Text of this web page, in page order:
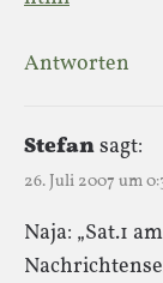
Antworten
Stefansagt:
26. Juli 2007 um
Naja: „Sat.1